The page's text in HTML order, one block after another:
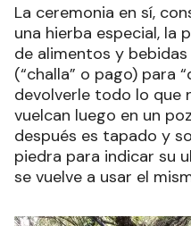
La ceremonia en sí,
una hierba especial, la
de alimentos y
(“challa” o pago) para
devolverle todo lo que
vuelcan luego en un
después es tapado y
piedra para indicar su
se vuelve a usar el